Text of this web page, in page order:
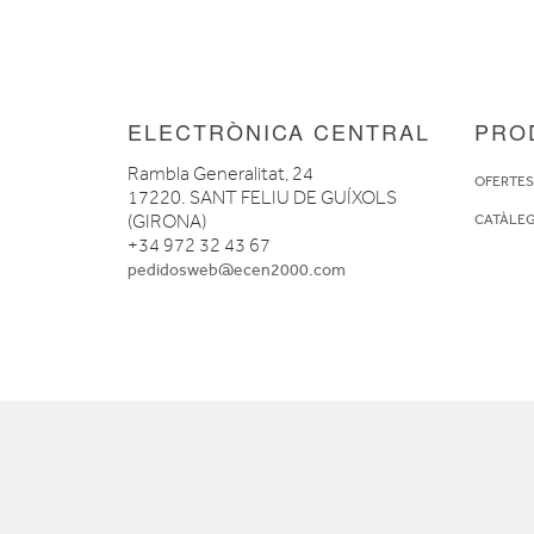
ELECTRÒNICA CENTRAL
Rambla Generalitat, 24
17220. SANT FELIU DE GUÍXOLS
(GIRONA)
+34 972 32 43 67
pedidosweb@ecen2000.com
OFERTES